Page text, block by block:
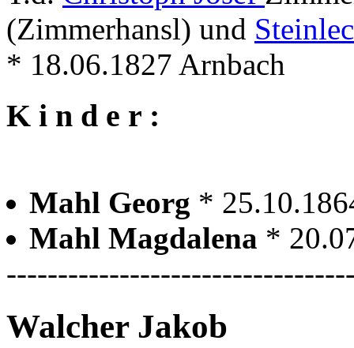
(Zimmerhansl) und
* 18.06.1827 Arnbach
K i n d e r :
Mahl Georg *
Mahl Magdalena *
Walcher Jakob